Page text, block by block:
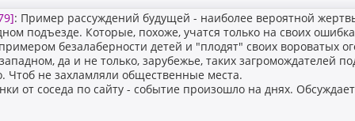
: Пример рассуждений будущей - наиболее вероятной
подъезде. Которые, похоже, учатся только на своих
безалаберности детей и "плодят" своих вороватых
да и не только, зарубежье, таких загромождателей
Чтоб не захламляли общественные места.
от соседа по сайту - событие произошло на днях.